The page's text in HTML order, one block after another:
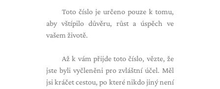
Toto číslo je určeno pouze k tomu,
aby vštípilo důvěru, růst a úspěch ve
vašem životě.
Až k vám přijde toto číslo, vězte, že
jste byli vyčleněni pro zvláštní účel. Měl
jsi kráčet cestou, po které nikdo jiný není